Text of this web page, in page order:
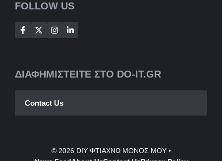
FOLLOW US
ΔΙΑΦΗΜΙΣΤΕΙΤΕ ΣΤΟ DO-IT.GR
Contact Us
© 2026 DIY ΦΤΙΑΧΝΩ ΜΟΝΟΣ ΜΟΥ•